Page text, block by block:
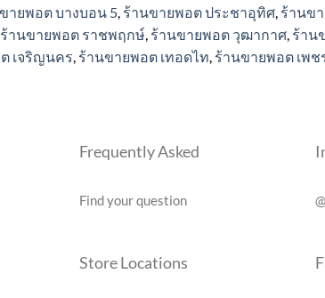
ายพอต บางบอน 5, ร้านขายพอต ประชาอุทิศ, ร้านข
ร้านขายพอต ราชพฤกษ์, ร้านขายพอต วุฒากาศ, ร้าน
เจริญนคร, ร้านขายพอต เทอดไท, ร้านขายพอต เพช
Frequently Asked
Find your question
Store Locations